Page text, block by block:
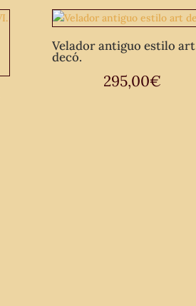
Velador antiguo estilo art
decó.
295,00€